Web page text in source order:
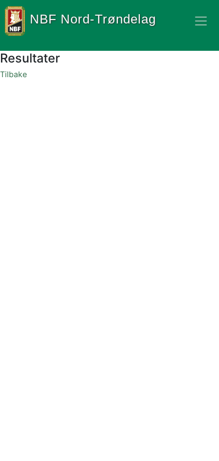
NBF Nord-Trøndelag
Resultater
Tilbake